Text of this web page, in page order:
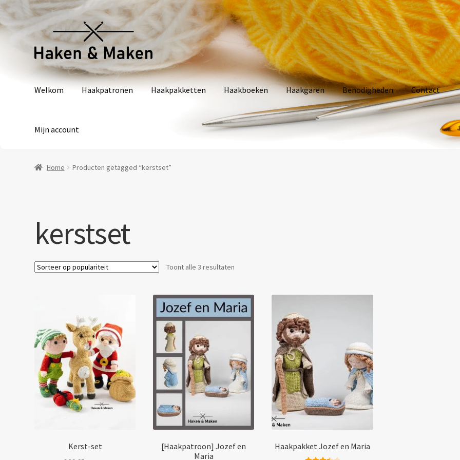
Ga
door
naar
navigatie
Ga
naar
de
inhoud
Welkom Haakpatronen Haakpakketten Haakboeken Haakgaren Benodigheden Contact
Mijn account
Home Producten getagged “kerstset”
kerstset
Toont alle 3 resultaten
Kerst-set
[Haakpatroon] Jozef en
Maria
Haakpakket Jozef en Maria